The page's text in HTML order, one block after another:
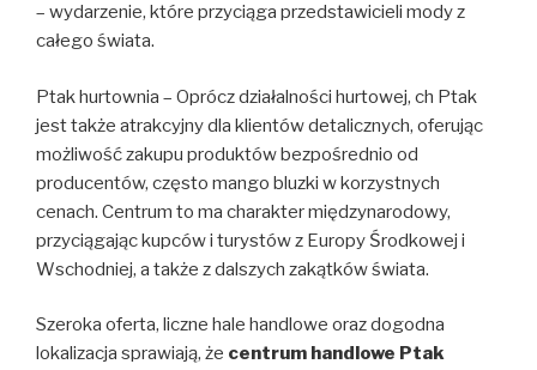
– wydarzenie, które przyciąga przedstawicieli mody z
całego świata.
Ptak hurtownia – Oprócz działalności hurtowej, ch Ptak
jest także atrakcyjny dla klientów detalicznych, oferując
możliwość zakupu produktów bezpośrednio od
producentów, często mango bluzki w korzystnych
cenach. Centrum to ma charakter międzynarodowy,
przyciągając kupców i turystów z Europy Środkowej i
Wschodniej, a także z dalszych zakątków świata.
Szeroka oferta, liczne hale handlowe oraz dogodna
lokalizacja sprawiają, że centrum handlowe Ptak